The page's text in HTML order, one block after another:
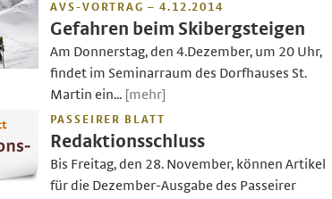
AVS-VORTRAG – 4.12.2014
Gefahren beim Skibergsteigen
Am Donnerstag, den 4.Dezember, um 20 Uhr,
findet im Seminarraum des Dorfhauses St.
Martin ein... [mehr]
PASSEIRER BLATT
Redaktionsschluss
Bis Freitag, den 28. November, können Artikel
für die Dezember-Ausgabe des Passeirer